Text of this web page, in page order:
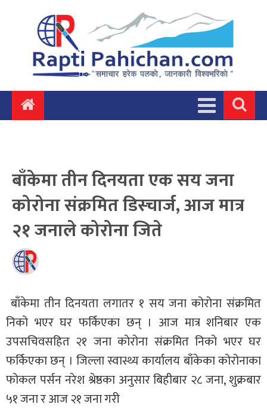
बाँकेमा तीन दिनयता एक सय जना
कोरोना संक्रमित डिस्चार्ज, आज मात्र
२१ जनाले कोरोना जिते
बाँकेमा तीन दिनयता लगातर १ सय जना कोरोना संक्रमित
निको भएर घर फर्किएका छन् । आज मात्र शनिबार एक
उपसचिवसहित २१ जना कोरोना संक्रमित निको भएर घर
फर्किएका छन् । जिल्ला स्वास्थ्य कार्यालय बाँकेका कोरोनाका
फोकल पर्सन नरेश श्रेष्ठका अनुसार बिहीबार २८ जना, शुक्रबार
५१ जना र आज २१ जना गरी